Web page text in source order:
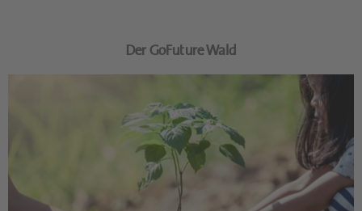
Der GoFuture Wald